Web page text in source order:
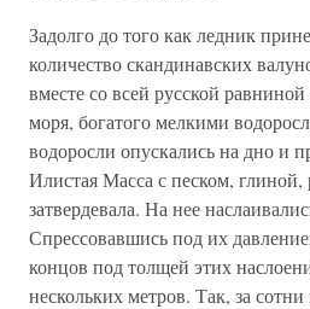
Задолго до того как ледник
количество скандинавских
вместе со всей русской
моря, богатого мелкими
водоросли опускались на дно и
Илистая Масса с песком,
затвердевала. На нее
Спрессовавшись под их
концов под толщей этих
нескольких метров. Так, за